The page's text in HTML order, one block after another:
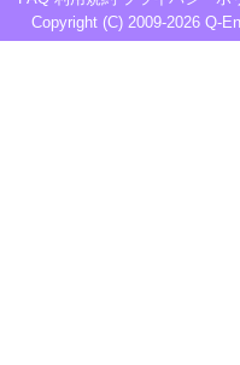
Copyright (C) 2009-2026 Q-